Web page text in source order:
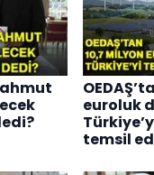
euroluk
temsil